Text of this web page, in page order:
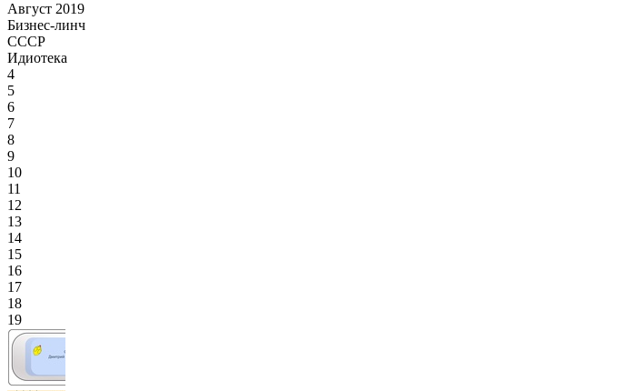
Август 2019
Бизнес-линч
СССР
Идиотека
4
5
6
7
8
9
10
11
12
13
14
15
16
17
18
19